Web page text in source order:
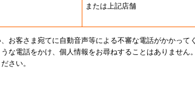
または上記店舗
お客さま宛てに自動音声等による不審な電話がかかって
な電話をかけ、個人情報をお尋ねすることはありません。
さい。